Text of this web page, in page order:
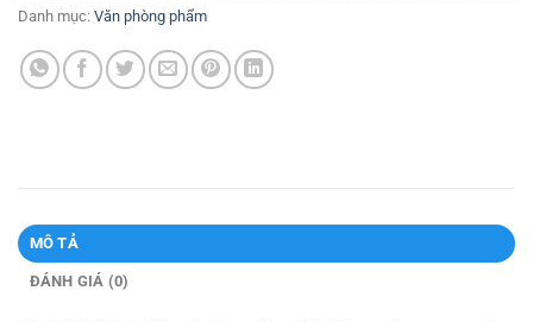
Danh mục: Văn phòng phẩm
MÔ TẢ
ĐÁNH GIÁ (0)